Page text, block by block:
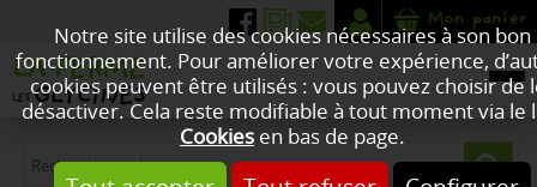
Notre site utilise des cookies nécessaires à son bon
fonctionnement. Pour améliorer votre expérience,
cookies peuvent être utilisés : vous pouvez choisir de
désactiver. Cela reste modifiable à tout moment via le
Cookies en bas de page.
Mon panier